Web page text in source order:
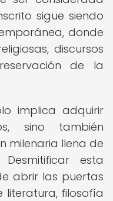
sigue siendo
donde
discursos
de la
implica adquirir
sino también
milenaria llena de
esta
abrir las puertas
literatura, filosofía